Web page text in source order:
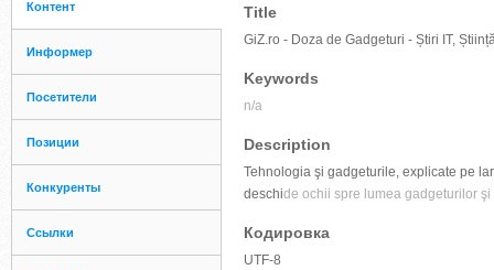
Контент
Информер
Посетители
Позиции
Конкуренты
Ссылки
Title
GiZ.ro - Doza de Gadgeturi - Știri IT,
Keywords
n/a
Description
Tehnologia şi gadgeturile, explicate pe
deschide ochii spre lumea gadgeturilor
Кодировка
UTF-8